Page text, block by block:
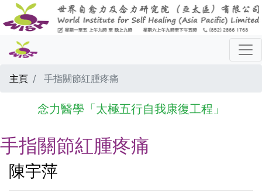
主頁 手指關節紅腫疼痛
念力醫學「太極五行自我康復工程」
手指關節紅腫疼痛
陳宇萍